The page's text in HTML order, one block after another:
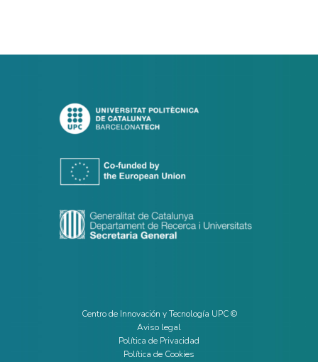
Centro de Innovación y Tecnología UPC ©
Aviso legal
Política de Privacidad
Política de Cookies